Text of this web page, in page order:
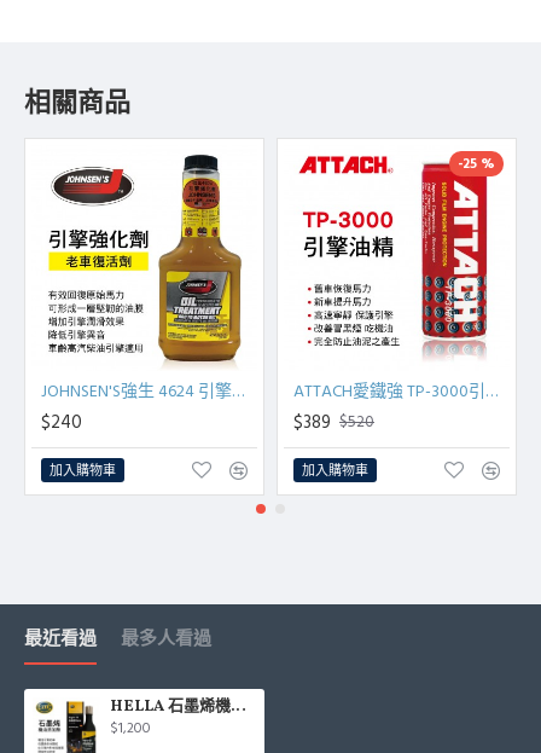
相關商品
JOHNSEN'S強生 4624 引擎強化劑(老車復活劑)355ml
$240
加入購物車
-25 %
ATTACH愛鐵強 TP-3000引擎油精(紅罐)236ml
$389 $520
加入購物車
最近看過 最多人看過
HELLA 石墨烯機油添加劑280ml
$1,200